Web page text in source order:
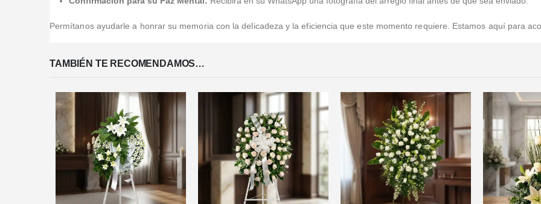
Permítanos ayudarle a honrar su memoria con la delicadeza y la eficiencia que este momento requiere. Estamos aquí para
TAMBIÉN TE RECOMENDAMOS…